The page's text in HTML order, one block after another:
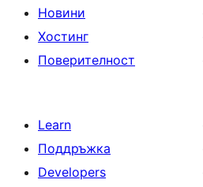
Новини
Хостинг
Поверителност
Learn
Поддръжка
Developers